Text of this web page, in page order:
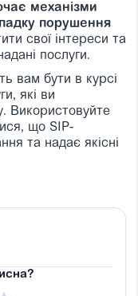
механізми
порушення
свої інтереси та
послуги.
вам бути в курсі
які ви
Використовуйте
що SIP-
та надає якісні